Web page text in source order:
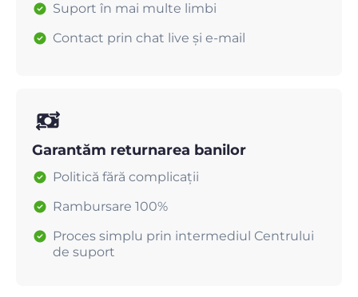
Suport în mai multe limbi
Contact prin chat live și e-mail
Garantăm returnarea banilor
Politică fără complicații
Rambursare 100%
Proces simplu prin intermediul Centrului
de suport